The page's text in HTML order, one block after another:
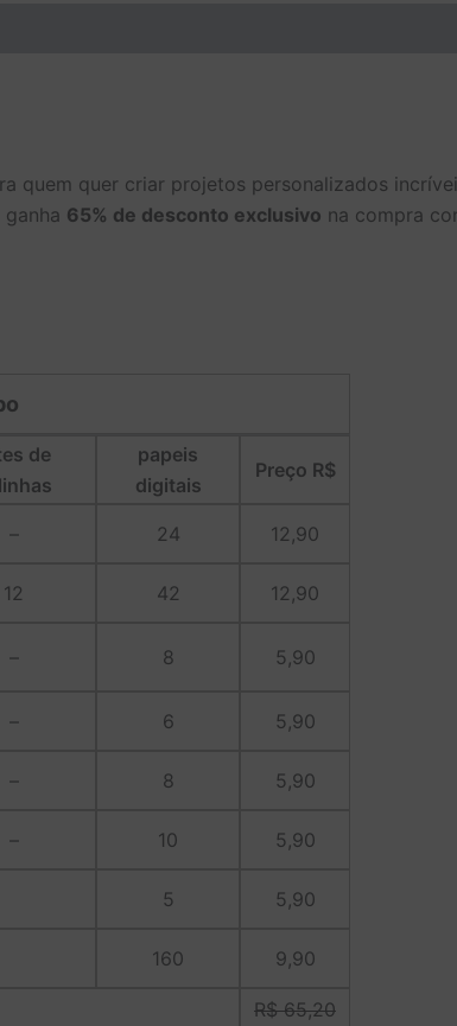
quem quer criar projetos personalizados
ganha 65% de desconto exclusivo na compra
de
papeis
digitais
Preço R$
– 24 12,90
12 42 12,90
– 8 5,90
– 6 5,90
– 8 5,90
– 10 5,90
5 5,90
160 9,90
R$ 65,20